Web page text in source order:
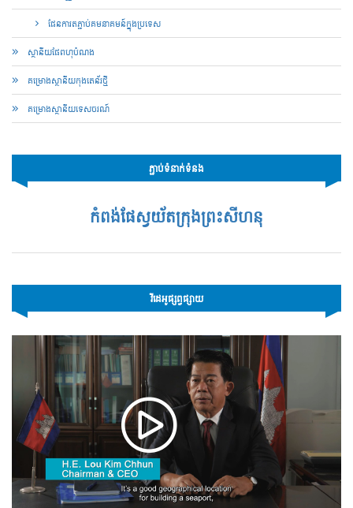
ផែន​ការ​តភ្ជាប់គមនាគមន៍ក្នុងប្រទេស
ស្ថានីយផែពហុបំណង
គម្រោងស្ថានីយកុងតេន័រថ្មី
គម្រោងស្ថានីយទេសចរណ៍
ភ្ជាប់ទំនាក់ទំនង
កំពង់ផែស្វយ័តក្រុងព្រះសីហនុ
វីដេអូផ្សព្វផ្សាយ